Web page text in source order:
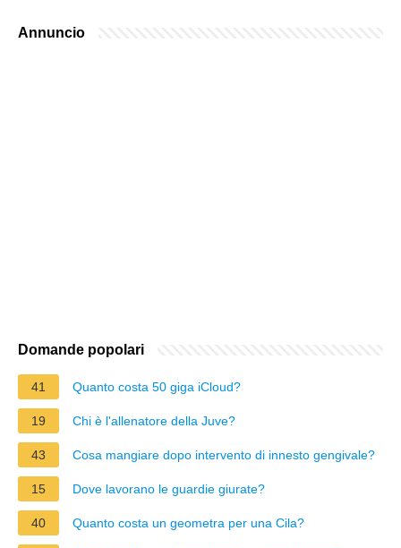
Annuncio
Domande popolari
41 Quanto costa 50 giga iCloud?
19 Chi è l'allenatore della Juve?
43 Cosa mangiare dopo intervento di innesto gengivale?
15 Dove lavorano le guardie giurate?
40 Quanto costa un geometra per una Cila?